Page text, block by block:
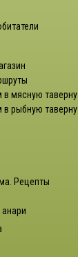
в мясную таверну
в рыбную таверну
Рецепты